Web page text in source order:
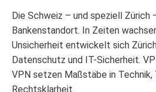
Die Schweiz – und speziell Zürich
Bankenstandort. In Zeiten
Unsicherheit entwickelt sich
Datenschutz und IT-Sicherheit.
VPN setzen Maßstäbe in Technik,
Rechtsklarheit.